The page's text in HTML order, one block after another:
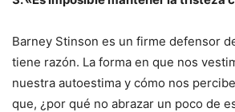
Barney Stinson es un firme defensor
tiene razón. La forma en que nos
nuestra autoestima y cómo nos
que, ¿por qué no abrazar un poco de